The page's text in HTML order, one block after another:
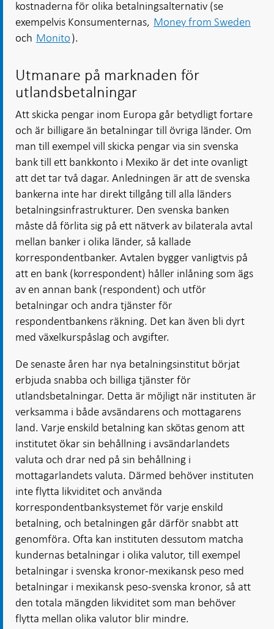
kostnaderna för olika betalningsalternativ (se
exempelvis Konsumenternas, Money from Sweden
och Monito).
Utmanare på marknaden för
utlandsbetalningar
Att skicka pengar inom Europa går betydligt fortare
och är billigare än betalningar till övriga länder. Om
man till exempel vill skicka pengar via sin svenska
bank till ett bankkonto i Mexiko är det inte ovanligt
att det tar två dagar. Anledningen är att de svenska
bankerna inte har direkt tillgång till alla länders
betalningsinfrastrukturer. Den svenska banken
måste då förlita sig på ett nätverk av bilaterala avtal
mellan banker i olika länder, så kallade
korrespondentbanker. Avtalen bygger vanligtvis på
att en bank (korrespondent) håller inlåning som ägs
av en annan bank (respondent) och utför
betalningar och andra tjänster för
respondentbankens räkning. Det kan även bli dyrt
med växelkurspåslag och avgifter.
De senaste åren har nya betalningsinstitut börjat
erbjuda snabba och billiga tjänster för
utlandsbetalningar. Detta är möjligt när instituten är
verksamma i både avsändarens och mottagarens
land. Varje enskild betalning kan skötas genom att
institutet ökar sin behållning i avsändarlandets
valuta och drar ned på sin behållning i
mottagarlandets valuta. Därmed behöver instituten
inte flytta likviditet och använda
korrespondentbanksystemet för varje enskild
betalning, och betalningen går därför snabbt att
genomföra. Ofta kan instituten dessutom matcha
kundernas betalningar i olika valutor, till exempel
betalningar i svenska kronor-mexikansk peso med
betalningar i mexikansk peso-svenska kronor, så att
den totala mängden likviditet som man behöver
flytta mellan olika valutor blir mindre.